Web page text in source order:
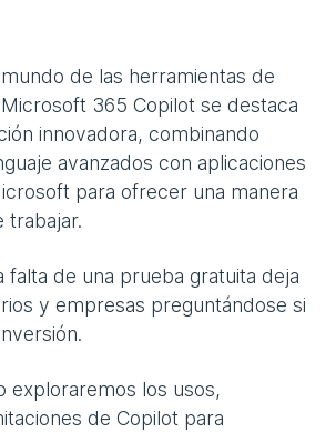
de las herramientas de
365 Copilot se destaca
innovadora, combinando
avanzados con aplicaciones
para ofrecer una manera
trabajar.
falta de una prueba gratuita deja
y empresas preguntándose si
exploraremos los usos,
de Copilot para